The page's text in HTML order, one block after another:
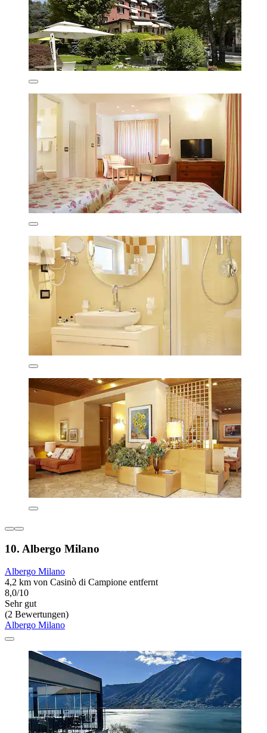
10. Albergo Milano
Albergo Milano
4,2 km von Casinò di Campione entfernt
8,0/10
Sehr gut
(2 Bewertungen)
Albergo Milano